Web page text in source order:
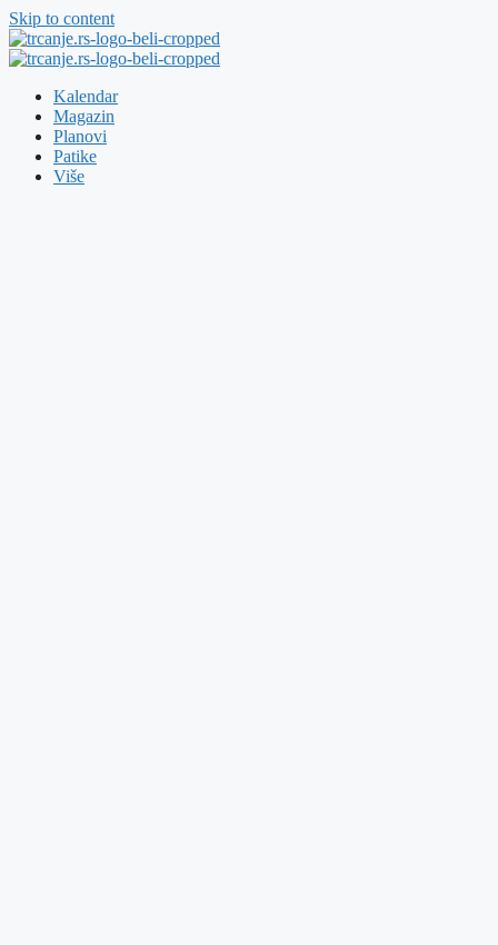
Skip to content
Kalendar
Magazin
Planovi
Patike
Više